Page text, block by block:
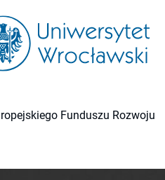
Funduszu Rozwoju